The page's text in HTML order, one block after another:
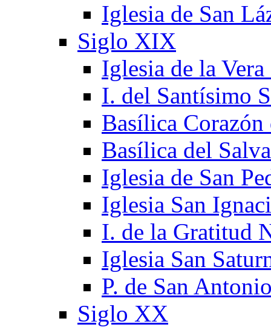
Iglesia de San
Siglo XIX
Iglesia de la
I. del Santísimo
Basílica
Basílica del
Iglesia de San
Iglesia San
I. de la Gratitud
Iglesia San
P. de San
Siglo XX